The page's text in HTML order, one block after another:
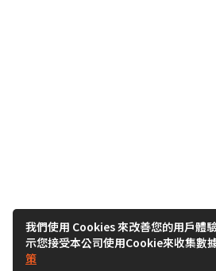
我們使用 Cookies 來改善您的用戶體
示您接受本公司使用Cookie來收集數
策